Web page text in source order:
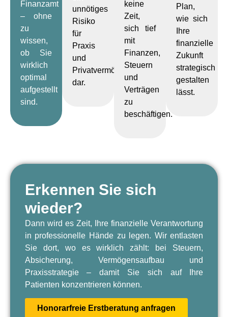
Finanzamt
– ohne
zu
wissen,
ob Sie
wirklich
optimal
aufgestellt
sind.
unnötiges
Risiko
für
Praxis
und
Privatvermögen
dar.
keine
Zeit,
sich tief
mit
Finanzen,
Steuern
und
Verträgen
zu
beschäftigen.
Plan,
wie sich
Ihre
finanzielle
Zukunft
strategisch
gestalten
lässt.
Erkennen Sie sich
wieder?
Dann wird es Zeit, Ihre finanzielle Verantwortung
in professionelle Hände zu legen. Wir entlasten
Sie dort, wo es wirklich zählt: bei Steuern,
Absicherung, Vermögensaufbau und
Praxisstrategie – damit Sie sich auf Ihre
Patienten konzentrieren können.
Honorarfreie Erstberatung anfragen